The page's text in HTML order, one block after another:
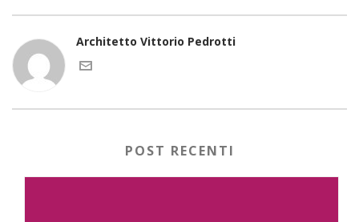
Architetto Vittorio Pedrotti
POST RECENTI